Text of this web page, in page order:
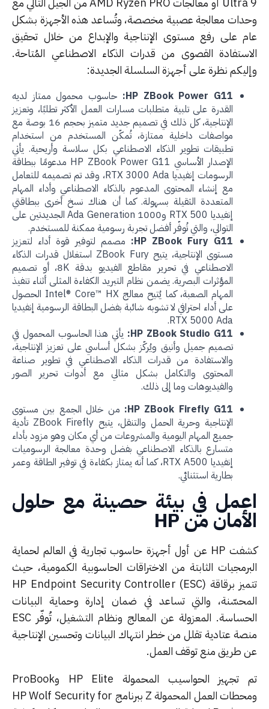
معالجة عصبية مخصصة، وتُساعد هذه الأجهزة بشكل
على رفع مستوى الإنتاجية والإبداع من خلال تحقيق
القصوى من قدرات الذكاء الاصطناعي المُتاحة.
نظرة على أجهزة السلسلة الجديدة:
HP ZBook Power G11: حاسوب محمول ممتاز لديه
القدرة على تلبية متطلبات مسارات العمل الأكثر تطلبًا، وتعزيز
الإنتاجية، كل ذلك في تصميم جديد متميز بحجم 16 بوصة مع
مواصفات داخلية ممتازة، تُمكّن المستخدم من استخدام
تطبيقات تطوير الذكاء الاصطناعي بكل سلاسة وأريحية. يأتي
الإصدار الأساسي HP ZBook Power G11 مدعومًا ببطاقة
الرسومات إنفيديا RTX 3000 Ada، وقد تم تصميمه للتعامل
مع إنشاء المحتوى المدعوم بالذكاء الاصطناعي وأداء المهام
المتعددة الثقيلة بسهولة. كما أن هناك نسخ أخرى ببطاقتي
إنفيديا RTX 500 و1000 Ada Generation الجديدتين على
التوالي، والتي تُوفّر أفضل تجربة رسومية ممكنة للمستخدم.
HP ZBook Fury G11: مصمم لتوفير قوة أداء لتعزيز
مستوى الإنتاجية، يتيح ZBook Fury استغلال قدرات الذكاء
الاصطناعي في تحرير مقاطع الفيديو بدقة 8K، أو تصميم
المؤثرات البصرية. يضمن نظام التبريد الكفاءة المثلى أثناء تنفيذ
المهام الصعبة، كما يُتيح معالج Intel® Core™ HX الحصول
على أداء احترافي لا تشوبه شائبة بفضل البطاقة الرسومية إنفيديا
RTX 5000 Ada.
HP ZBook Studio G11: يأتي هذا الحاسوب المحمول في
تصميم جميل وأنيق ويُركّز بشكل أساسي على تعزيز الإنتاجية،
والاستفادة من قدرات الذكاء الاصطناعي في تطوير صناعة
المحتوى والتكامل بشكل مثالي مع أدوات تحرير الصور
والفيديوهات وما إلى ذلك.
HP ZBook Firefly G11: من خلال الجمع بين مستوى
الإنتاجية وحرية الحمل والتنقل، يتيح ZBook Firefly تأدية
جميع المهام اليومية والمشروعات من أي مكان وهو مزود بأداء
متسارع بالذكاء الاصطناعي بفضل وحدة معالجة الرسوميات
إنفيديا RTX A500، كما أنه يمتاز بكفاءة في توفير الطاقة وعمر
بطارية استثنائي.
في بيئة حصينة مع حلول
منHP
كشفت HP عن أول أجهزة حاسوب تجارية في العالم لحماية
الثابتة من الاختراقات الحاسوبية الكمومية، حيث
تتميز برقاقة HP Endpoint Security Controller (ESC)
والتي تساعد في ضمان إدارة وحماية البيانات
الحساسة. المعزولة عن المعالج ونظام التشغيل، تُوفّر ESC
عتادية تقلل من خطر انتهاك البيانات وتحسين الإنتاجية
طريق منع توقف العمل.
تم تجهيز الحواسيب المحمولة HP Elite وProBook
ومحطات العمل المحمولة Z ببرنامج HP Wolf Security for